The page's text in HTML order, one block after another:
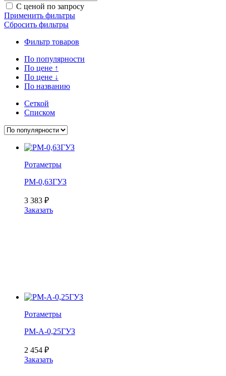
С ценой по запросу
Применить фильтры
Сбросить фильтры
Фильтр товаров
По популярности
По цене ↑
По цене ↓
По названию
Сеткой
Списком
Ротаметры
РМ-0,63ГУЗ
3 383 ₽
Заказать
Ротаметры
РМ-А-0,25ГУЗ
2 454 ₽
Заказать